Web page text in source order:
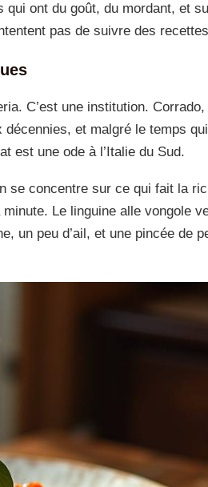
ont du goût, du mordant, et
pas de suivre des
C’est une institution.
et malgré le temps qui
est une ode à l’Italie du Sud.
se concentre sur ce qui fait la
Le linguine alle vongole
un peu d’ail, et une pincée de